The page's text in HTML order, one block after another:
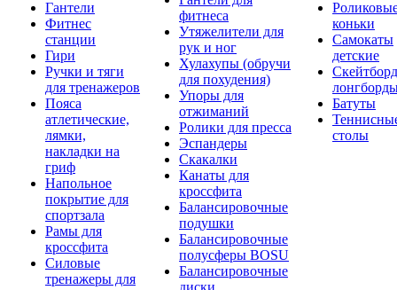
Гантели
Фитнес
станции
Гири
Ручки и тяги
для тренажеров
Пояса
атлетические,
лямки,
накладки на
гриф
Напольное
покрытие для
спортзала
Рамы для
кроссфита
Силовые
тренажеры для
фитнеса
Утяжелители для
рук и ног
Хулахупы (обручи
для похудения)
Упоры для
отжиманий
Ролики для пресса
Эспандеры
Скакалки
Канаты для
кроссфита
Балансировочные
подушки
Балансировочные
полусферы BOSU
Балансировочные
диски
коньки
Самокаты
детские
Батуты
столы